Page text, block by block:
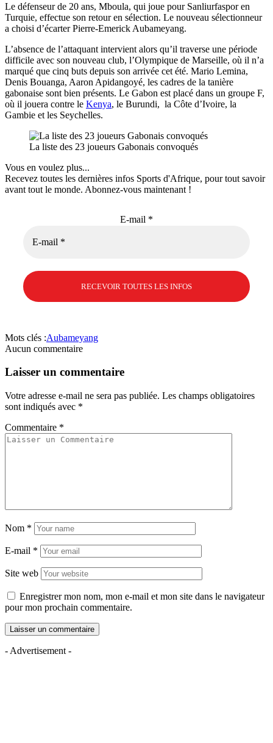
Le défenseur de 20 ans, Mboula, qui joue pour Sanliurfaspor en
Turquie, effectue son retour en sélection. Le nouveau sélectionneur
a choisi d’écarter Pierre-Emerick Aubameyang.
L’absence de l’attaquant intervient alors qu’il traverse une période
difficile avec son nouveau club, l’Olympique de Marseille, où il n’a
marqué que cinq buts depuis son arrivée cet été. Mario Lemina,
Denis Bouanga, Aaron Apidangoyé, les cadres de la tanière
gabonaise sont bien présents. Le Gabon est placé dans un groupe F,
où il jouera contre le Kenya, le Burundi, la Côte d’Ivoire, la
Gambie et les Seychelles.
La liste des 23 joueurs Gabonais convoqués
Vous en voulez plus...
Recevez toutes les dernières infos Sports d'Afrique, pour tout savoir
avant tout le monde. Abonnez-vous maintenant !
E-mail *
Mots clés :Aubameyang
Aucun commentaire
Laisser un commentaire
Votre adresse e-mail ne sera pas publiée. Les champs obligatoires
sont indiqués avec *
Commentaire *
Nom *
E-mail *
Site web
Enregistrer mon nom, mon e-mail et mon site dans le navigateur
pour mon prochain commentaire.
- Advertisement -